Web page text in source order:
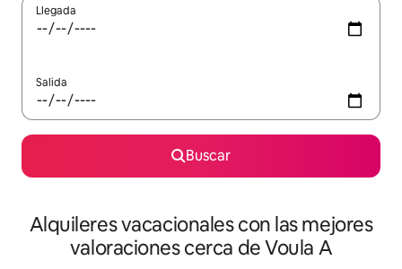
Llegada
Salida
Buscar
Alquileres vacacionales con las mejores
valoraciones cerca de Voula A